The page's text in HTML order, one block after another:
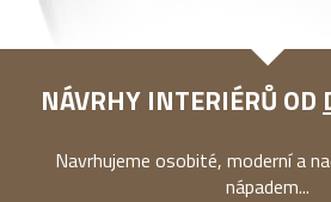
NÁVRHY INTERIÉRŮ OD
Navrhujeme osobité, moderní a
nápadem...